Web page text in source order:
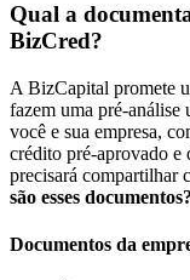
Qual a
BizCred?
A BizCapital promete
fazem uma pré-análise
você e sua empresa,
crédito pré-aprovado e
precisará compartilhar
são esses
Documentos da